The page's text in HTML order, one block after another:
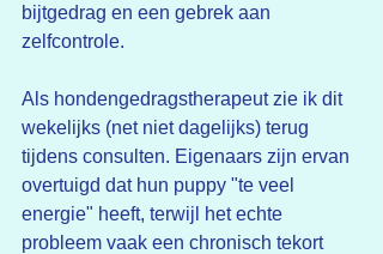
bijtgedrag en een gebrek aan
zelfcontrole.
Als hondengedragstherapeut zie ik dit
wekelijks (net niet dagelijks) terug
tijdens consulten. Eigenaars zijn ervan
overtuigd dat hun puppy "te veel
energie" heeft, terwijl het echte
probleem vaak een chronisch tekort